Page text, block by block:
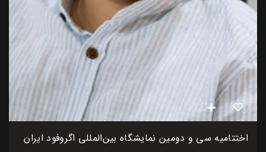
اختتامیه سی و دومین نمایشگاه بین‌المللی اگروفود ایران